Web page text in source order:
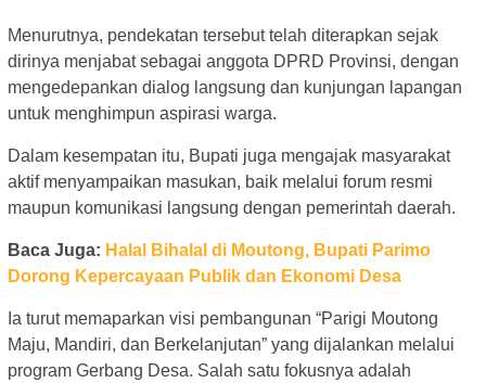
Menurutnya, pendekatan tersebut telah diterapkan sejak
dirinya menjabat sebagai anggota DPRD Provinsi, dengan
mengedepankan dialog langsung dan kunjungan lapangan
untuk menghimpun aspirasi warga.
Dalam kesempatan itu, Bupati juga mengajak masyarakat
aktif menyampaikan masukan, baik melalui forum resmi
maupun komunikasi langsung dengan pemerintah daerah.
Baca Juga: Halal Bihalal di Moutong, Bupati Parimo
Dorong Kepercayaan Publik dan Ekonomi Desa
Ia turut memaparkan visi pembangunan “Parigi Moutong
Maju, Mandiri, dan Berkelanjutan” yang dijalankan melalui
program Gerbang Desa. Salah satu fokusnya adalah